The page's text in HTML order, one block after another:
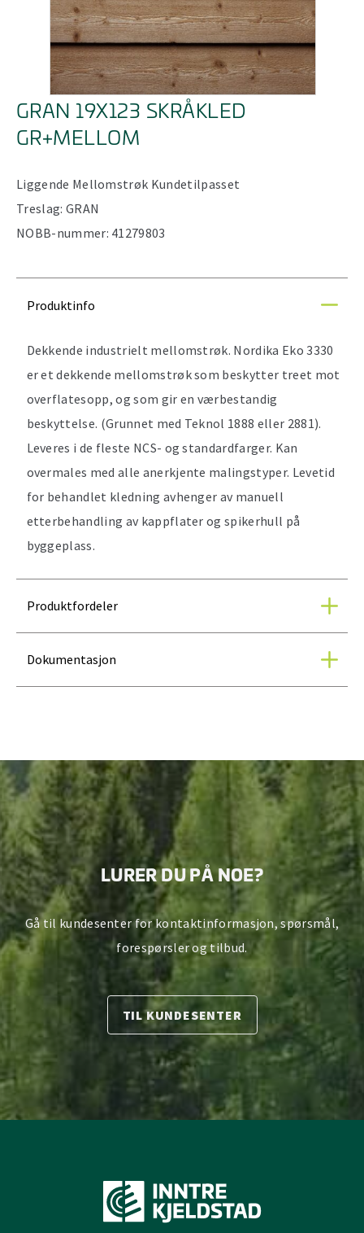
GRAN 19X123 SKRÅKLED
GR+MELLOM
Liggende Mellomstrøk Kundetilpasset
Treslag: GRAN
NOBB-nummer: 41279803
Produktinfo
Dekkende industrielt mellomstrøk. Nordika Eko 3330
er et dekkende mellomstrøk som beskytter treet mot
overflatesopp, og som gir en værbestandig
beskyttelse. (Grunnet med Teknol 1888 eller 2881).
Leveres i de fleste NCS- og standardfarger. Kan
overmales med alle anerkjente malingstyper. Levetid
for behandlet kledning avhenger av manuell
etterbehandling av kappflater og spikerhull på
byggeplass.
Produktfordeler
Dokumentasjon
LURER DU PÅ NOE?
Gå til kundesenter for kontaktinformasjon, spørsmål,
forespørsler og tilbud.
TIL KUNDESENTER